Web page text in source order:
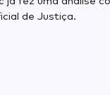
de Justiça.